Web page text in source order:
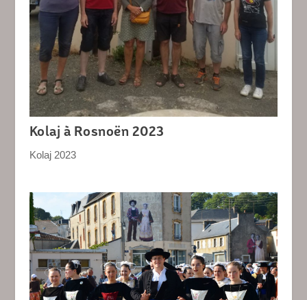
Kolaj à Rosnoën 2023
Kolaj 2023